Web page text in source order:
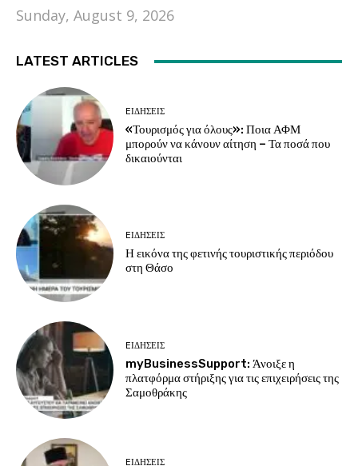
Sunday, August 9, 2026
LATEST ARTICLES
EΙΔΗΣΕΙΣ
«Τουρισμός για όλους»: Ποια ΑΦΜ
μπορούν να κάνουν αίτηση – Τα ποσά που
δικαιούνται
EΙΔΗΣΕΙΣ
Η εικόνα της φετινής τουριστικής περιόδου
στη Θάσο
EΙΔΗΣΕΙΣ
myBusinessSupport: Άνοιξε η
πλατφόρμα στήριξης για τις επιχειρήσεις της
Σαμοθράκης
EΙΔΗΣΕΙΣ